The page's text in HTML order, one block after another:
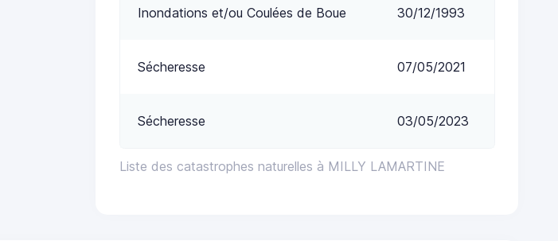
Liste des catastrophes naturelles à MILLY LAMARTINE
Inondations et/ou Coulées de Boue 30/12/1993
Sécheresse 07/05/2021
Sécheresse 03/05/2023